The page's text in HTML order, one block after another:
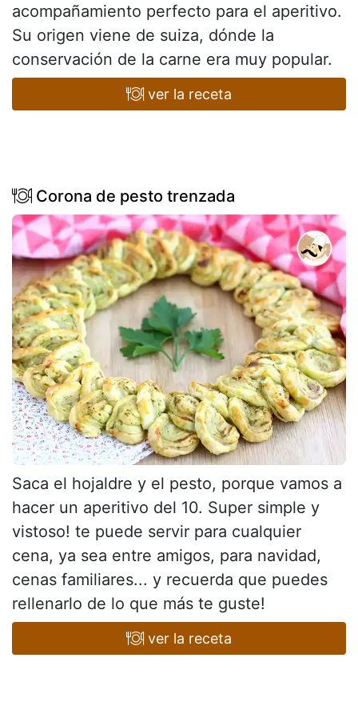
acompañamiento perfecto para el aperitivo.
Su origen viene de suiza, dónde la
conservación de la carne era muy popular.
ver la receta
Corona de pesto trenzada
Saca el hojaldre y el pesto, porque vamos a
hacer un aperitivo del 10. Super simple y
vistoso! te puede servir para cualquier
cena, ya sea entre amigos, para navidad,
cenas familiares... y recuerda que puedes
rellenarlo de lo que más te guste!
ver la receta